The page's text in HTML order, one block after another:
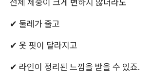
전체 체중이 크게 변하지 않더라도
✔ 둘레가 줄고
✔ 옷 핏이 달라지고
✔ 라인이 정리된 느낌을 받을 수 있죠.